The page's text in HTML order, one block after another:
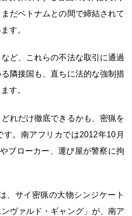
だベトナムとの間で締結されて
す。
ど、これらの不法な取引に通過
隣接国も、直ちに法的な強制措
す。
れだけ徹底できるかも、密猟を
す。南アフリカでは2012年10月
ブローカー、運び屋が警察に拘
、サイ密猟の大物シンジケート
ヴァルド・ギャング」が、南ア